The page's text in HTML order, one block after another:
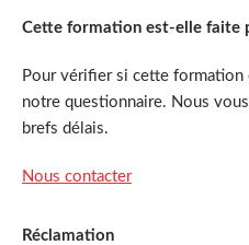
Cette formation est-elle faite
Pour vérifier si cette formation
notre questionnaire. Nous
brefs délais.
Nous contacter
Réclamation